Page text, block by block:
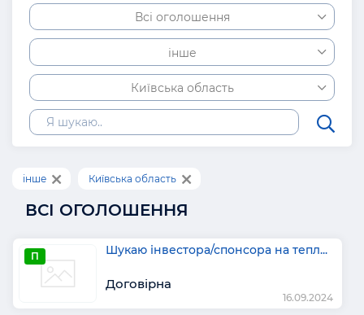
Всі оголошення
інше
Київська область
інше Київська область
ВСІ ОГОЛОШЕННЯ
П Шукаю інвестора/спонсора на тепл...
Договірна
16.09.2024